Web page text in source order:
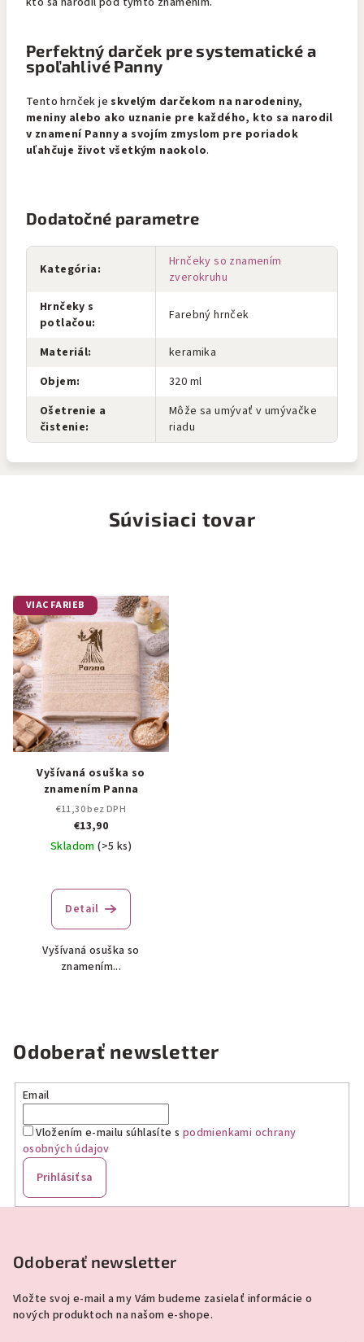
Perfektný darček pre systematické a
spoľahlivé Panny
Tento hrnček jeskvelým darčekom na narodeniny,
meniny alebo ako uznanie pre každého, kto sa narodil
v znamení Panny a svojím zmyslom pre poriadok
uľahčuje život všetkým naokolo.
Dodatočné parametre
Kategória:
Hrnčeky so znamením
zverokruhu
Hrnčeky s
potlačou: Farebný hrnček
Materiál:
keramika
Objem:
320 ml
Ošetrenie a
čistenie:
Môže sa umývať v umývačke
riadu
Súvisiaci tovar
VIAC FARIEB
Vyšívaná osuška so
znamením Panna
€11,30 bez DPH
€13,90
Skladom(>5 ks)
Detail
Vyšívaná osuška so
znamením...
Odoberať newsletter
Email
Vložením e-mailu súhlasíte s podmienkami ochrany
osobných údajov
Prihlásiť sa
Odoberať newsletter
Vložte svoj e-mail a my Vám budeme zasielať informácie o
nových produktoch na našom e-shope.